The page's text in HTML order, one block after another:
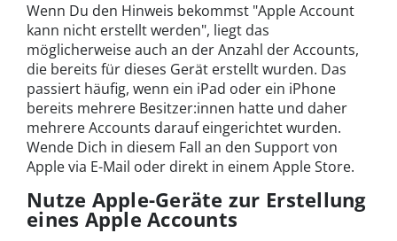
Wenn Du den Hinweis bekommst "Apple Account
kann nicht erstellt werden", liegt das
möglicherweise auch an der Anzahl der Accounts,
die bereits für dieses Gerät erstellt wurden. Das
passiert häufig, wenn ein iPad oder ein iPhone
bereits mehrere Besitzer:innen hatte und daher
mehrere Accounts darauf eingerichtet wurden.
Wende Dich in diesem Fall an den Support von
Apple via E-Mail oder direkt in einem Apple Store.
Nutze Apple-Geräte zur Erstellung
eines Apple Accounts